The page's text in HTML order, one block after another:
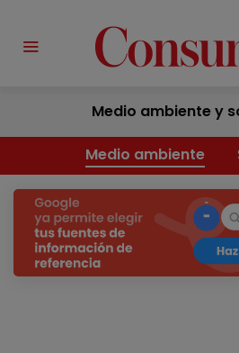
Medio ambiente y
Medio ambiente